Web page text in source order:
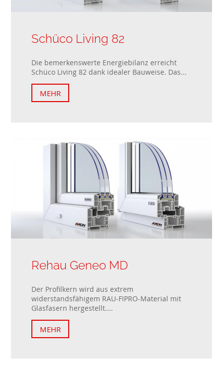
Schüco Living 82
Die bemerkenswerte Energiebilanz erreicht
Schüco Living 82 dank idealer Bauweise. Das...
MEHR
Rehau Geneo MD
Der Profilkern wird aus extrem
widerstandsfähigem RAU-FIPRO-Material mit
Glasfasern hergestellt....
MEHR